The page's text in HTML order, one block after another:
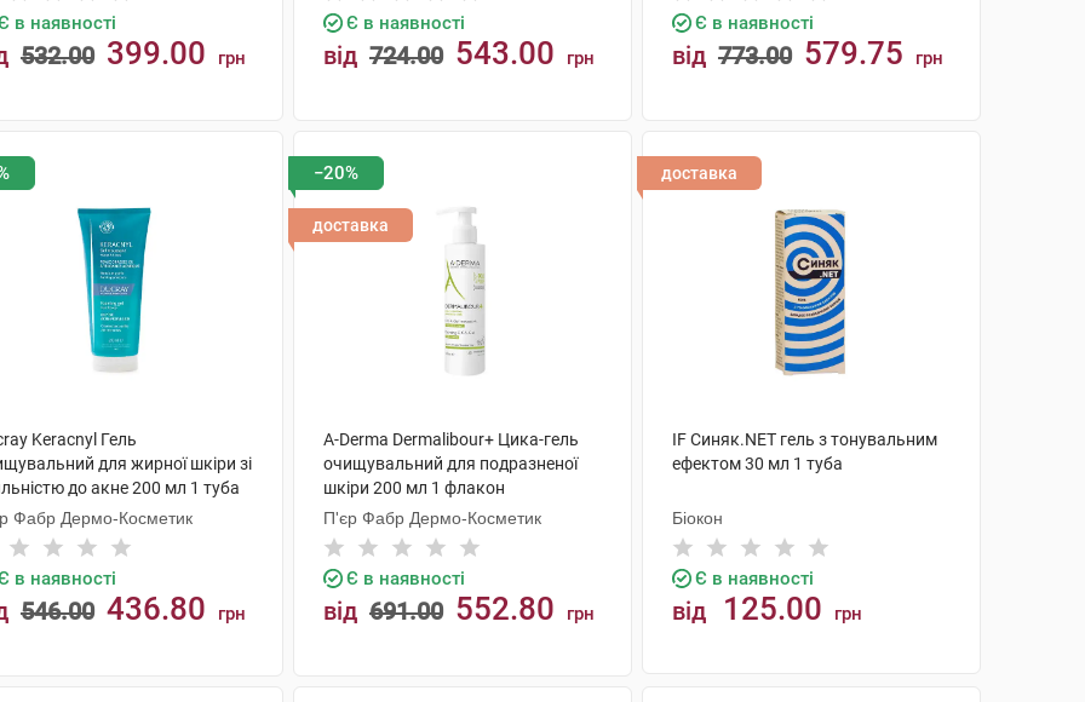
в наявності
532.00 399.00 грн
Є в наявності
від 724.00 543.00 грн
Є в наявності
від 773.00 579.75 грн
Keracnyl Гель
для жирної шкіри зі
до акне 200 мл 1 туба
Фабр Дермо-Косметик
в наявності
546.00 436.80 грн
−20%
доставка
A-Derma Dermalibour+ Цика-гель
очищувальний для подразненої
шкіри 200 мл 1 флакон
П'єр Фабр Дермо-Косметик
Є в наявності
від 691.00 552.80 грн
доставка
IF Синяк.NET гель з тонувальним
ефектом 30 мл 1 туба
Біокон
Є в наявності
від 125.00 грн